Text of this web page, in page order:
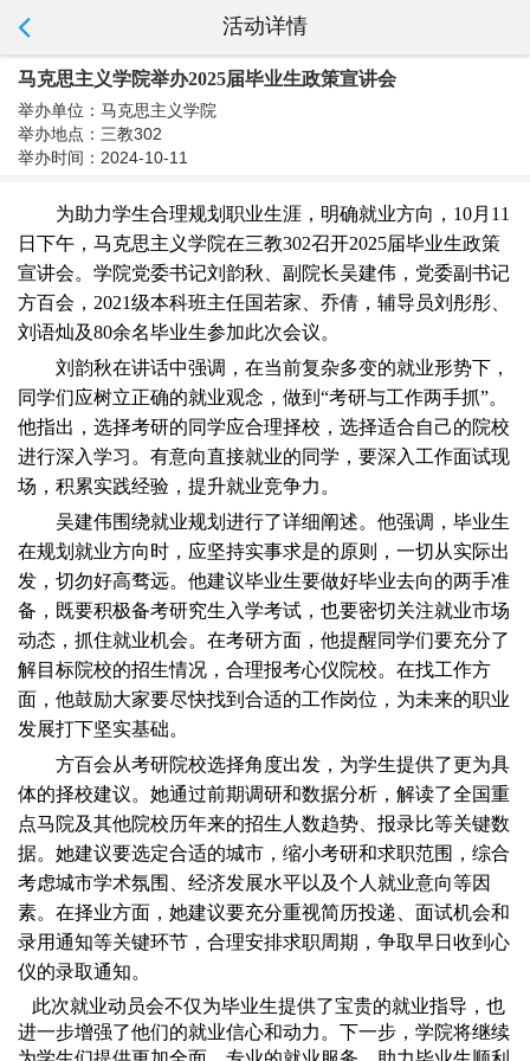
活动详情
马克思主义学院举办2025届毕业生政策宣讲会
举办单位：马克思主义学院
举办地点：三教302
举办时间：2024-10-11
为助力学生合理规划职业生涯，明确就业方向，10月11
日下午，马克思主义学院在三教302召开2025届毕业生政策
宣讲会。学院党委书记刘韵秋、副院长吴建伟，党委副书记
方百会，2021级本科班主任国若家、乔倩，辅导员刘彤彤、
刘语灿及80余名毕业生参加此次会议。
刘韵秋在讲话中强调，在当前复杂多变的就业形势下，
同学们应树立正确的就业观念，做到“考研与工作两手抓”。
他指出，选择考研的同学应合理择校，选择适合自己的院校
进行深入学习。有意向直接就业的同学，要深入工作面试现
场，积累实践经验，提升就业竞争力。
吴建伟围绕就业规划进行了详细阐述。他强调，毕业生
在规划就业方向时，应坚持实事求是的原则，一切从实际出
发，切勿好高骛远。他建议毕业生要做好毕业去向的两手准
备，既要积极备考研究生入学考试，也要密切关注就业市场
动态，抓住就业机会。在考研方面，他提醒同学们要充分了
解目标院校的招生情况，合理报考心仪院校。在找工作方
面，他鼓励大家要尽快找到合适的工作岗位，为未来的职业
发展打下坚实基础。
方百会从考研院校选择角度出发，为学生提供了更为具
体的择校建议。她通过前期调研和数据分析，解读了全国重
点马院及其他院校历年来的招生人数趋势、报录比等关键数
据。她建议要选定合适的城市，缩小考研和求职范围，综合
考虑城市学术氛围、经济发展水平以及个人就业意向等因
素。在择业方面，她建议要充分重视简历投递、面试机会和
录用通知等关键环节，合理安排求职周期，争取早日收到心
仪的录取通知。
此次就业动员会不仅为毕业生提供了宝贵的就业指导，也
进一步增强了他们的就业信心和动力。下一步，学院将继续